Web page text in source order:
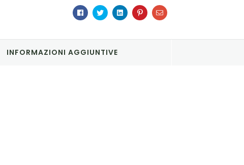
Facebook
TwitterLinkedinPinterestEmail
INFORMAZIONI AGGIUNTIVE